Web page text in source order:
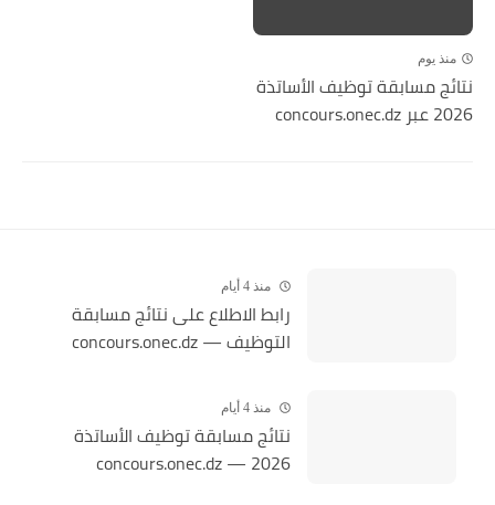
منذ يوم
نتائج مسابقة توظيف الأساتذة
2026 عبر concours.onec.dz
منذ 4 أيام
رابط الاطلاع على نتائج مسابقة
التوظيف — concours.onec.dz
منذ 4 أيام
نتائج مسابقة توظيف الأساتذة
2026 — concours.onec.dz